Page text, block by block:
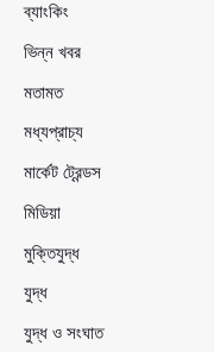
ব্যাংকিং
ভিন্ন খবর
মতামত
মধ্যপ্রাচ্য
মার্কেট ট্রেন্ডস
মিডিয়া
মুক্তিযুদ্ধ
যুদ্ধ
যুদ্ধ ও সংঘাত